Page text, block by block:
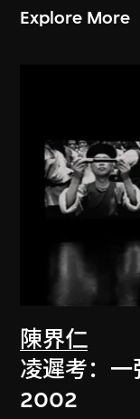
Explore More
陳界仁
凌遲考：一
2002